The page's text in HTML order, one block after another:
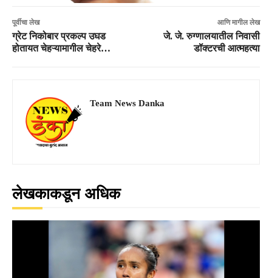
पूर्वीचा लेख
ग्रेट निकोबार प्रकल्प उघड
होतायत चेहऱ्यामागील चेहरे…
आणि मागील लेख
जे. जे. रुग्णालयातील निवासी
डॉक्टरची आत्महत्या
Team News Danka
लेखकाकडून अधिक